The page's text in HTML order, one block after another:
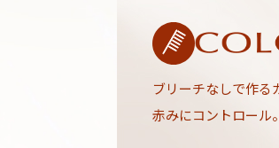
ブリーチなしで作る
赤みにコントロール。